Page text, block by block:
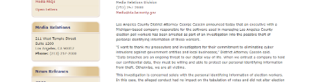
About Mei
Beginner's Content
question corner